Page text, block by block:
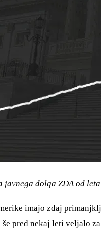
javnega dolga ZDA od
imajo zdaj
pred nekaj leti veljalo